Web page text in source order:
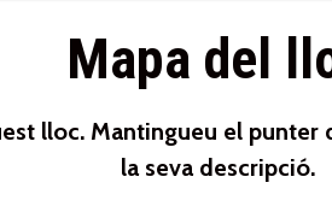
Mapa del
lloc. Mantingueu el
la seva descripció.